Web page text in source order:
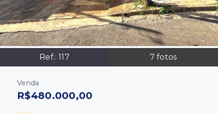
Ref.:117 7 fotos
Venda
R$480.000,00